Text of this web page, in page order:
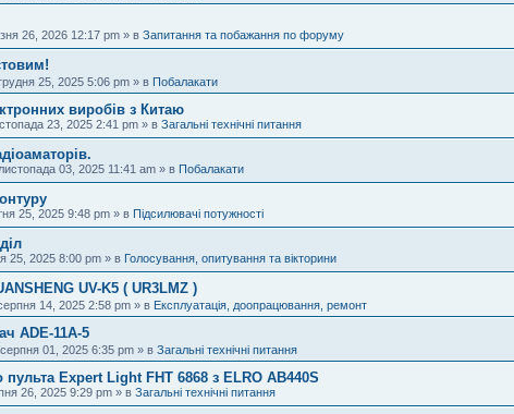
26, 2026 12:17 pm » в Запитання та побажання по форуму
25, 2025 5:06 pm » в Побалакати
виробів з Китаю
23, 2025 2:41 pm » в Загальні технічні питання
03, 2025 11:41 am » в Побалакати
25, 2025 9:48 pm » в Підсилювачі потужності
25, 2025 8:00 pm » в Голосування, опитування та вікторини
UV-K5 ( UR3LMZ )
14, 2025 2:58 pm » в Експлуатація, доопрацювання, ремонт
ADE-11A-5
01, 2025 6:35 pm » в Загальні технічні питання
пульта Expert Light FHT 6868 з ELRO AB440S
26, 2025 9:29 pm » в Загальні технічні питання